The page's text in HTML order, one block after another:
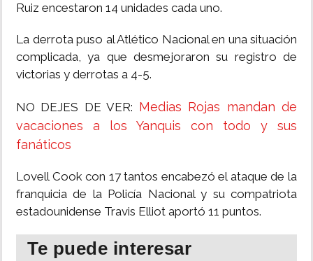
Ruiz encestaron 14 unidades cada uno.
La derrota puso al Atlético Nacional en una situación
complicada, ya que desmejoraron su registro de
victorias y derrotas a 4-5.
NO DEJES DE VER: Medias Rojas mandan de
vacaciones a los Yanquis con todo y sus
fanáticos
Lovell Cook con 17 tantos encabezó el ataque de la
franquicia de la Policía Nacional y su compatriota
estadounidense Travis Elliot aportó 11 puntos.
Te puede interesar